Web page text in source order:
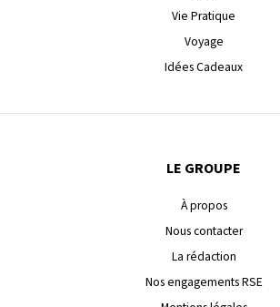
Vie Pratique
Voyage
Idées Cadeaux
LE GROUPE
À propos
Nous contacter
La rédaction
Nos engagements RSE